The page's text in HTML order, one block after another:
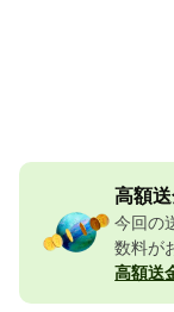
高額
今回の
数料が
高額送